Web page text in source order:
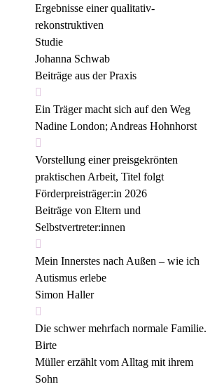
Ergebnisse einer qualitativ-
rekonstruktiven
Studie
Johanna Schwab
Beiträge aus der Praxis

Ein Träger macht sich auf den Weg
Nadine London; Andreas Hohnhorst

Vorstellung einer preisgekrönten
praktischen Arbeit, Titel folgt
Förderpreisträger:in 2026
Beiträge von Eltern und
Selbstvertreter:innen

Mein Innerstes nach Außen – wie ich
Autismus erlebe
Simon Haller

Die schwer mehrfach normale Familie.
Birte
Müller erzählt vom Alltag mit ihrem
Sohn